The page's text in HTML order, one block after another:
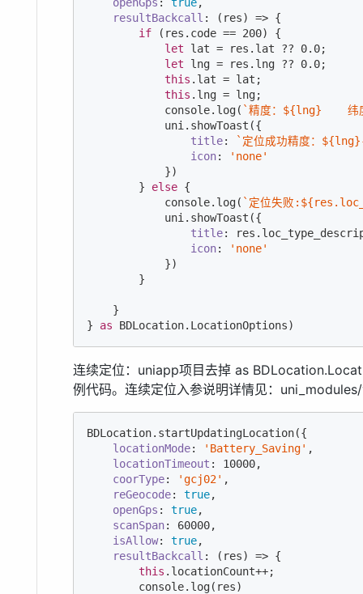
resultBackcall : ( res) => {
if (res.code == 200) {
let lat = res.lat ?? 0.0;
let lng = res.lng ?? 0.0;
this .lat = lat;
this .lng = lng;
console.log( `精度： ${lng}
纬
            uni.showToast({
title: `定位成功精度： ${lng}
icon:
'none'
            })
        }
else {
console.log( `定位失败:
            uni.showToast({
title:
icon:
'none'
            })
        }
    }
} as BDLocation.LocationOptions)
连续定位：uniapp项目去掉 as
例代码。连续定位入参说明详情见：
BDLocation.startUpdatingLocation({
locationMode: 'Battery_Saving' ,
locationTimeout : 10000,
coorType: 'gcj02' ,
reGeocode: true,
openGps : true,
scanSpan: 60000,
isAllow: true,
resultBackcall : ( res) => {
this .locationCount++;
console.log(res)